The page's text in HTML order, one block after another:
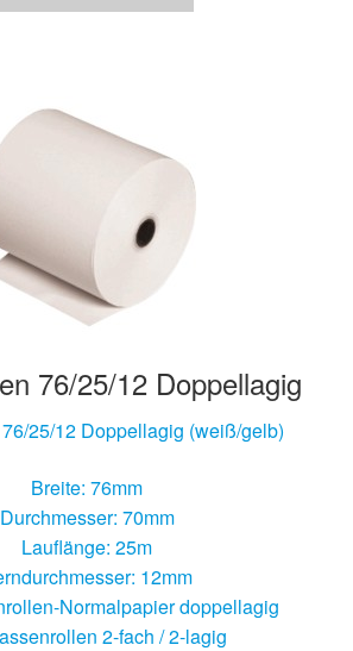
76/25/12 Doppellagig
25/12 Doppellagig (weiß/gelb)
Breite: 76mm
Durchmesser: 70mm
Lauflänge: 25m
12mm
Normalpapier doppellagig
2-fach / 2-lagig